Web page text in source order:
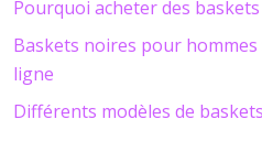
Pourquoi acheter des
Baskets noires pour
ligne
Différents modèles de